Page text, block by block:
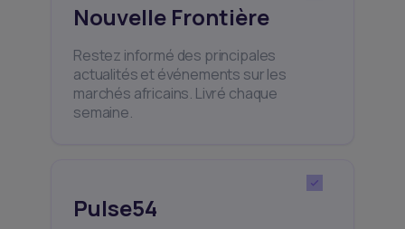
Nouvelle Frontière
Restez informé des principales
actualités et événements sur les
marchés africains. Livré chaque
semaine.
Pulse54